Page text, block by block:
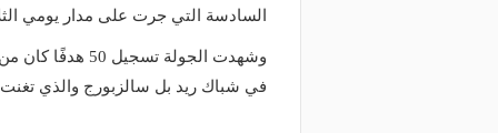
السادسة التي جرت على مدار يومي
وشهدت الجولة
في شباك ريد بل سالزبورج والذي تغنت